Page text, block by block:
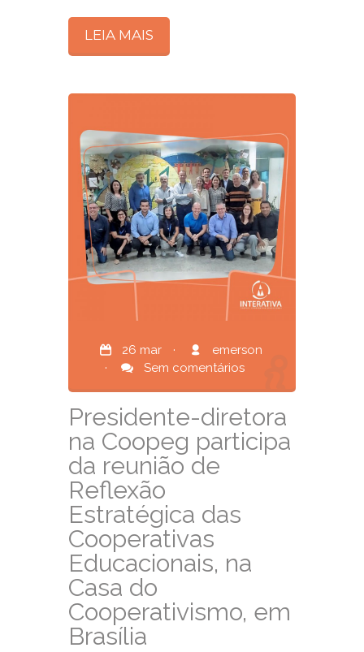
LEIA MAIS
26 mar ·
emerson
·
Sem comentários
Presidente-diretora
na Coopeg participa
da reunião de
Reflexão
Estratégica das
Cooperativas
Educacionais, na
Casa do
Cooperativismo, em
Brasília